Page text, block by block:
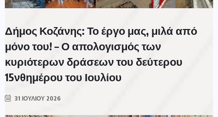
Δήμος Κοζάνης: Το έργο μας, μιλά από
μόνο του! – Ο απολογισμός των
κυριότερων δράσεων του δεύτερου
15νθημέρου του Ιουλίου
31 ΙΟΥΛΊΟΥ 2026